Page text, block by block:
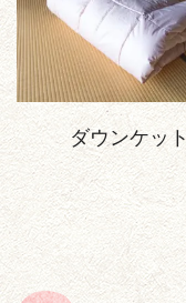
ダウンケット